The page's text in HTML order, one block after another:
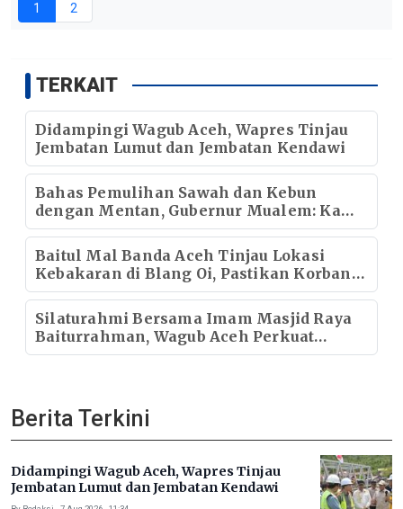
1 2
TERKAIT
Didampingi Wagub Aceh, Wapres Tinjau
Jembatan Lumut dan Jembatan Kendawi
Bahas Pemulihan Sawah dan Kebun
dengan Mentan, Gubernur Mualem: Kami
Butuh Dukungan Pak Menteri
Baitul Mal Banda Aceh Tinjau Lokasi
Kebakaran di Blang Oi, Pastikan Korban
Mendapat Dukungan Kebutuhan Pokok
Silaturahmi Bersama Imam Masjid Raya
Baiturrahman, Wagub Aceh Perkuat
Sinergi dengan Ulama
Berita Terkini
Didampingi Wagub Aceh, Wapres Tinjau
Jembatan Lumut dan Jembatan Kendawi